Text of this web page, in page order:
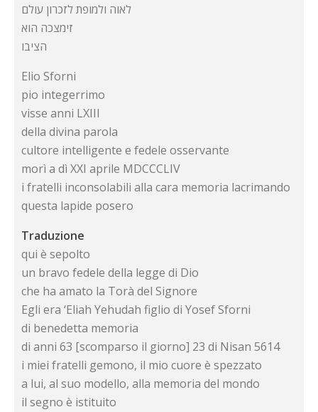
לאוה ולמופת לזכרון עולם
זימצכה הוא
הציבו
Elio Sforni
pio integerrimo
visse anni LXIII
della divina parola
cultore intelligente e fedele osservante
morì a dì XXI aprile MDCCCLIV
i fratelli inconsolabili alla cara memoria lacrimando
questa lapide posero
Traduzione
qui è sepolto
un bravo fedele della legge di Dio
che ha amato la Torà del Signore
Egli era ‘Eliah Yehudah figlio di Yosef Sforni
di benedetta memoria
di anni 63 [scomparso il giorno] 23 di Nisan 5614
i miei fratelli gemono, il mio cuore è spezzato
a lui, al suo modello, alla memoria del mondo
il segno è istituito